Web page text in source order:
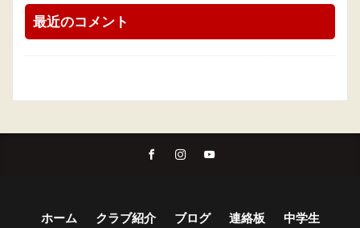
最近のコメント
ホーム クラブ紹介 ブログ 連絡板 中学生